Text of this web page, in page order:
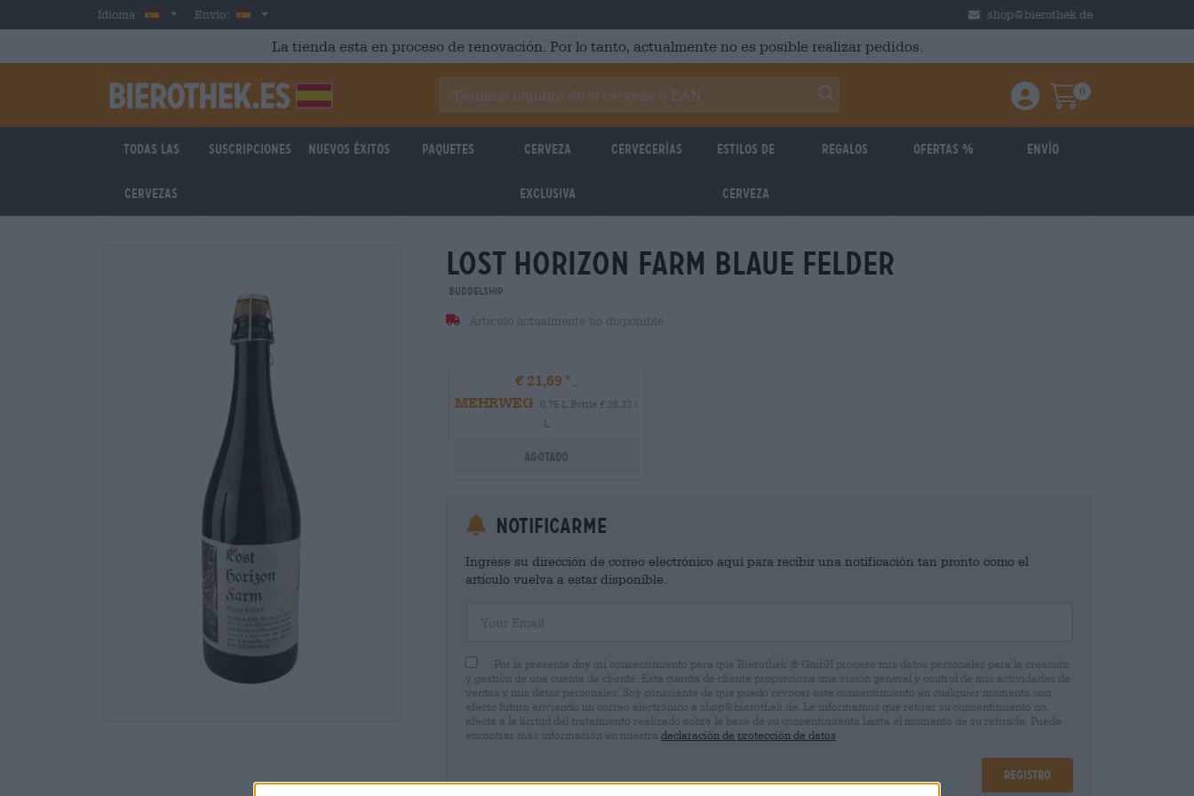
Skip to main contentIdioma: SpanishEnvío: España shop@bierothek.de
La tienda está en proceso de renovación. Por lo tanto, actualmente no es posible realizar pedidos.
Einloggen / Anmelden
Warenkorb
0
Todas las
cervezas
Suscripciones Nuevos éxitos Paquetes Cerveza
Exclusiva
Cervecerías Estilos de
cerveza
Regalos Ofertas % Envío
lost horizon farm blaue felder
Buddelship
Artículo actualmente no disponible
€ 21,69
MEHRWEG
0,75 L Bottle € 28,33 /
L
Agotado
Notificarme
Ingrese su dirección de correo electrónico aquí para recibir una notificación tan pronto como el
artículo vuelva a estar disponible.
Por la presente doy mi consentimiento para que Bierothek ® GmbH procese mis datos personales para la creación
y gestión de una cuenta de cliente. Esta cuenta de cliente proporciona una visión general y control de mis actividades de
ventas y mis datos personales. Soy consciente de que puedo revocar este consentimiento en cualquier momento con
efecto futuro enviando un correo electrónico a shop@bierothek.de. Le informamos que retirar su consentimiento no
afecta a la licitud del tratamiento realizado sobre la base de su consentimiento hasta el momento de su retirada. Puede
encontrar más información en nuestra declaración de protección de datos
Registro